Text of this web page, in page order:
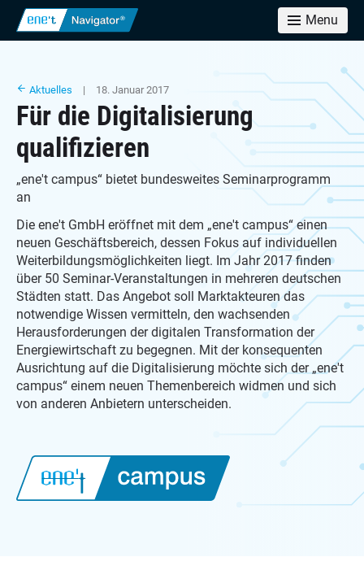
Menu
Aktuelles | 18. Januar 2017
Für die Digitalisierung
qualifizieren
„ene't campus“ bietet bundesweites Seminarprogramm
an
Die ene't GmbH eröffnet mit dem „ene't campus“ einen
neuen Geschäftsbereich, dessen Fokus auf individuellen
Weiterbildungsmöglichkeiten liegt. Im Jahr 2017 finden
über 50 Seminar-Veranstaltungen in mehreren deutschen
Städten statt. Das Angebot soll Marktakteuren das
notwendige Wissen vermitteln, den wachsenden
Herausforderungen der digitalen Transformation der
Energiewirtschaft zu begegnen. Mit der konsequenten
Ausrichtung auf die Digitalisierung möchte sich der „ene't
campus“ einem neuen Themenbereich widmen und sich
von anderen Anbietern unterscheiden.